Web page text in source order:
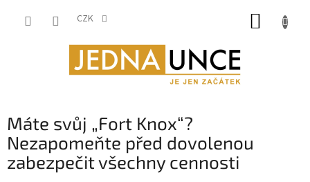
CZK
Máte svůj „Fort Knox“?
Nezapomeňte před dovolenou
zabezpečit všechny cennosti